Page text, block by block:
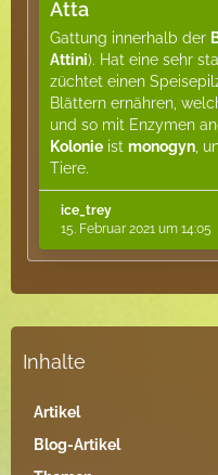
Atta
Gattung innerhalb der
Attini). Hat eine sehr
züchtet einen
Blättern ernähren,
und so mit Enzymen
Kolonie ist monogyn ,
Tiere.
ice_trey
15. Februar 2021 um 14:05
Inhalte
Artikel
Blog-Artikel